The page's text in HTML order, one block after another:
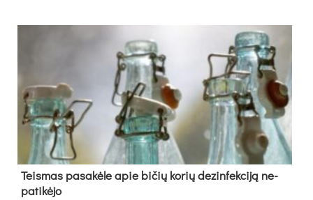
Teis­mas pa­sa­kė­le apie bi­čių ko­rių de­zin­fek­ci­ją ne­
pa­ti­kė­jo